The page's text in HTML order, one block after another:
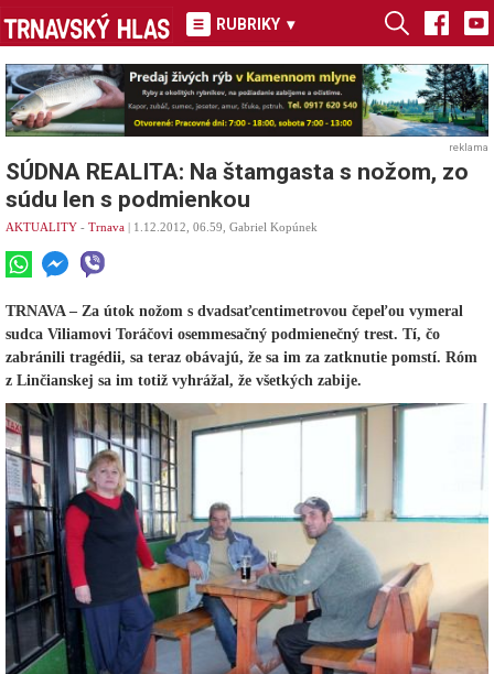
RUBRIKY ▾
reklama
SÚDNA REALITA: Na štamgasta s nožom, zo
súdu len s podmienkou
AKTUALITY - Trnava | 1.12.2012, 06.59, Gabriel Kopúnek
TRNAVA – Za útok nožom s dvadsaťcentimetrovou čepeľou vymeral
sudca Viliamovi Toráčovi osemmesačný podmienečný trest. Tí, čo
zabránili tragédii, sa teraz obávajú, že sa im za zatknutie pomstí. Róm
z Linčianskej sa im totiž vyhrážal, že všetkých zabije.